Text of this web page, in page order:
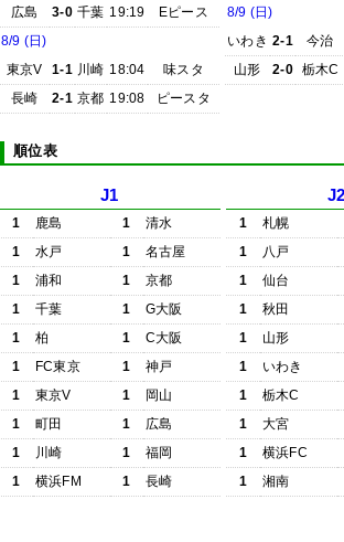
広島
3-0 千葉 19:19
Eピース
8/9 (日)
東京V
1-1 川崎 18:04
味スタ
長崎
2-1 京都 19:08 ピースタ
8/9 (日)
いわき 2-1
今治
山形
2-0 栃木C
順位表
J1
1 鹿島 1
清水
1
水戸 1
名古屋
1
浦和 1
京都
1
千葉 1
G大阪
1
柏 1
C大阪
1
FC東京 1
神戸
1
東京V 1
岡山
1
町田 1
広島
1
川崎 1
福岡
1
横浜FM 1 長崎
1
札幌
1
八戸
1
仙台
1
秋田
1
山形
1
いわき
1
栃木C
1
大宮
1
横浜FC
1
湘南